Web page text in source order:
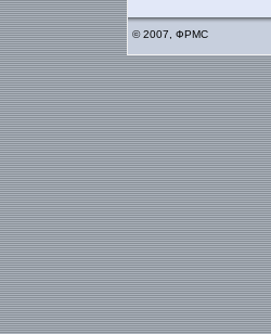
© 2007, ФРМС